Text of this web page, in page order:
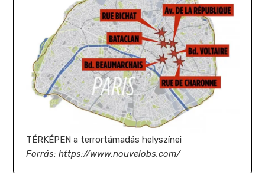
TÉRKÉPEN a terrortámadás helyszínei
Forrás: https://www.nouvelobs.com/